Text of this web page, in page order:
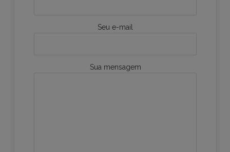
Seu e-mail
Sua mensagem